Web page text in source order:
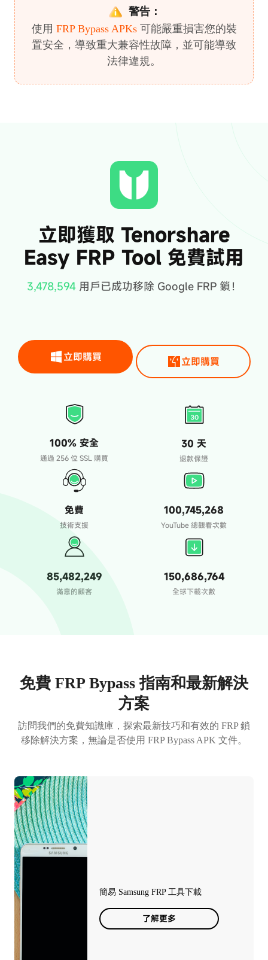
警告：
使用 FRP Bypass APKs可能嚴重損害您的裝
置安全，導致重大兼容性故障，並可能導致
法律違規。
立即獲取 Tenorshare
Easy FRP Tool 免費試用
3,478,594 用戶已成功移除 Google FRP 鎖！
立即購買 立即購買
100% 安全
通過 256 位 SSL 購買
30 天
退款保證
免費
技術支援
100,745,268
YouTube 總觀看次數
85,482,249
滿意的顧客
150,686,764
全球下載次數
免費 FRP Bypass 指南和最新解決
方案
訪問我們的免費知識庫，探索最新技巧和有效的 FRP 鎖
移除解決方案，無論是否使用 FRP Bypass APK 文件。
簡易 Samsung FRP 工具下載
了解更多